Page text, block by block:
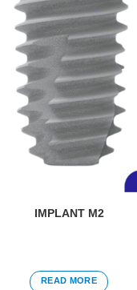
IMPLANT M2
READ MORE